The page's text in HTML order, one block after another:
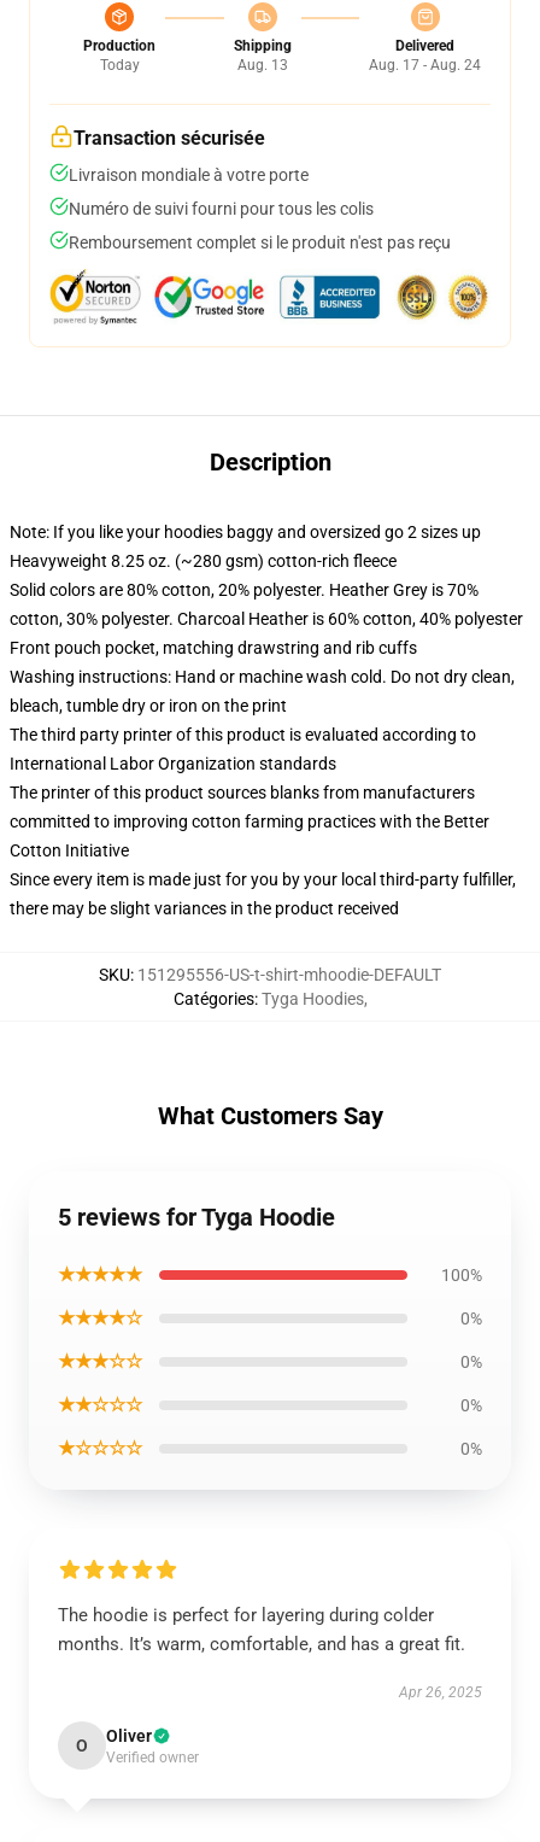
Production
Today
Shipping
Aug. 13
Delivered
Aug. 17 - Aug. 24
Transaction sécurisée
Livraison mondiale à votre porte
Numéro de suivi fourni pour tous les colis
Remboursement complet si le produit n'est pas reçu
Description
Note: If you like your hoodies baggy and oversized go 2 sizes up
Heavyweight 8.25 oz. (~280 gsm) cotton-rich fleece
Solid colors are 80% cotton, 20% polyester. Heather Grey is 70%
cotton, 30% polyester. Charcoal Heather is 60% cotton, 40% polyester
Front pouch pocket, matching drawstring and rib cuffs
Washing instructions: Hand or machine wash cold. Do not dry clean,
bleach, tumble dry or iron on the print
The third party printer of this product is evaluated according to
International Labor Organization standards
The printer of this product sources blanks from manufacturers
committed to improving cotton farming practices with the Better
Cotton Initiative
Since every item is made just for you by your local third-party fulfiller,
there may be slight variances in the product received
SKU: 151295556-US-t-shirt-mhoodie-DEFAULT
Catégories:Tyga Hoodies,
What Customers Say
5 reviews for Tyga Hoodie
★★★★★ 100%
★★★★☆ 0%
★★★☆☆ 0%
★★☆☆☆ 0%
★☆☆☆☆ 0%
The hoodie is perfect for layering during colder
months. It’s warm, comfortable, and has a great fit.
Apr 26, 2025
O Oliver
Verified owner